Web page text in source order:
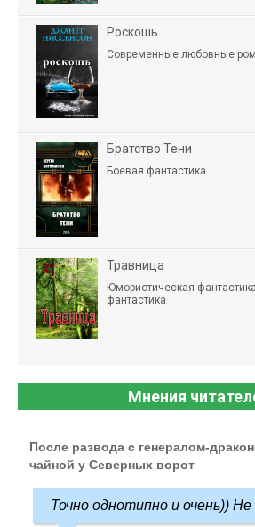
Роскошь
Современные любовные
Братство Тени
Боевая фантастика
Травница
Юмористическая
фантастика
Мнения
После развода с генералом-
чайной у Северных ворот
Точно однотипно и очень)) Не